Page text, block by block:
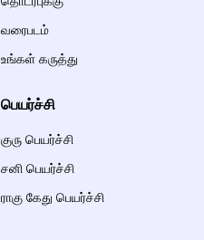
வரைபடம்
உங்கள் கருத்து
பெயர்ச்சி
குரு பெயர்ச்சி
சனி பெயர்ச்சி
ராகு கேது பெயர்ச்சி